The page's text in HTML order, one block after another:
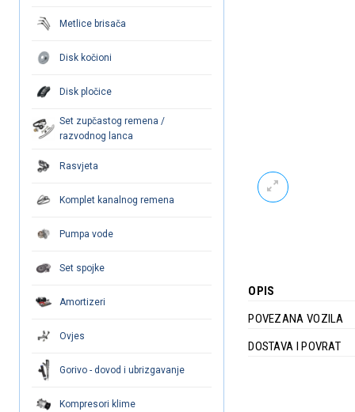
OPIS
POVEZANA VOZILA
DOSTAVA I POVRAT
Metlice brisača
Disk kočioni
Disk pločice
Set zupčastog remena /
razvodnog lanca
Rasvjeta
Komplet kanalnog remena
Pumpa vode
Set spojke
Amortizeri
Ovjes
Gorivo - dovod i ubrizgavanje
Kompresori klime